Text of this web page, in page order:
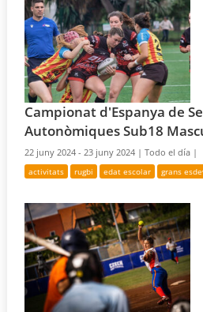
Campionat d'Espanya de
Autonòmiques Sub18
22 juny 2024 - 23 juny 2024 |Todo el día |
activitats rugbi edat escolar grans